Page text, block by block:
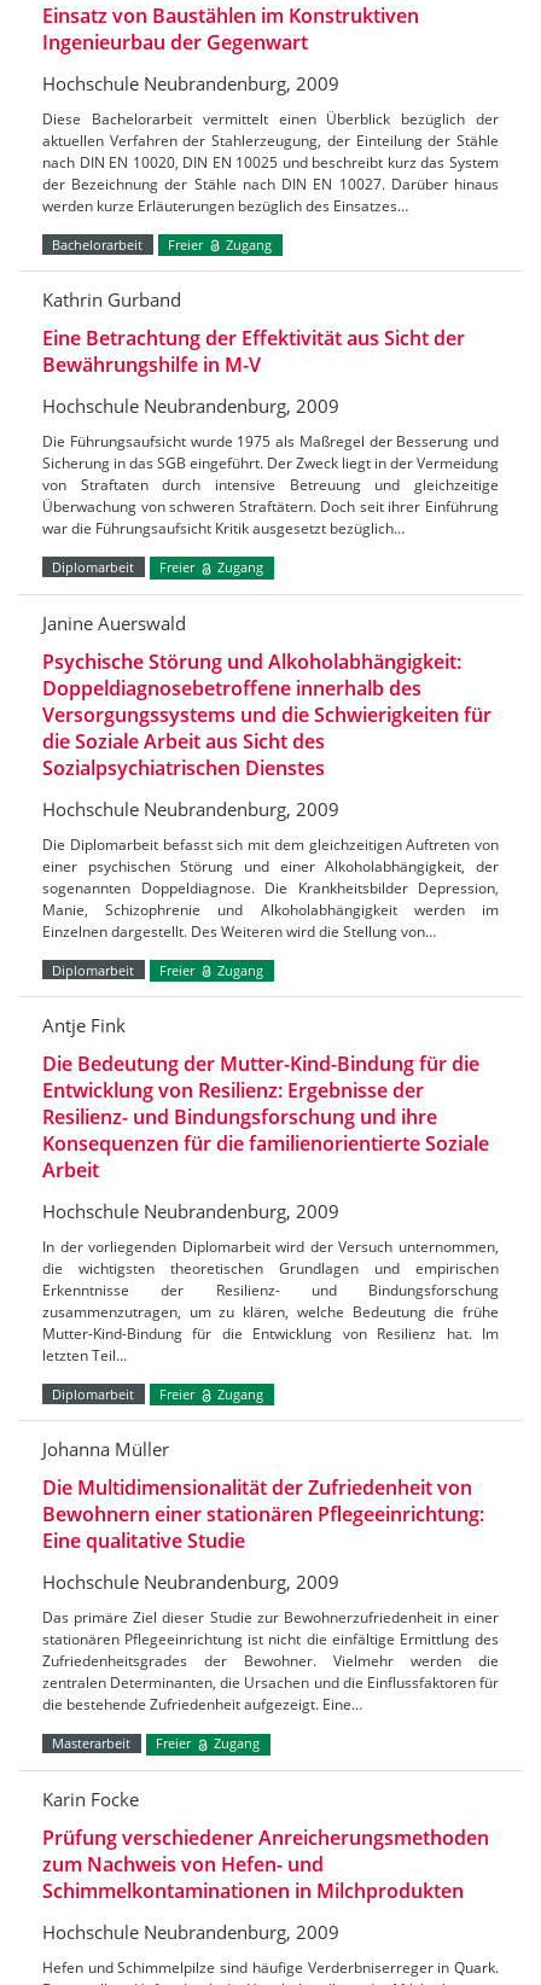
Einsatz von Baustählen im Konstruktiven
Ingenieurbau der Gegenwart
Hochschule Neubrandenburg, 2009
Diese Bachelorarbeit vermittelt einen Überblick bezüglich der
aktuellen Verfahren der Stahlerzeugung, der Einteilung der Stähle
nach DIN EN 10020, DIN EN 10025 und beschreibt kurz das System
der Bezeichnung der Stähle nach DIN EN 10027. Darüber hinaus
werden kurze Erläuterungen bezüglich des Einsatzes…
Bachelorarbeit Freier Zugang
Kathrin Gurband
Eine Betrachtung der Effektivität aus Sicht der
Bewährungshilfe in M-V
Hochschule Neubrandenburg, 2009
Die Führungsaufsicht wurde 1975 als Maßregel der Besserung und
Sicherung in das SGB eingeführt. Der Zweck liegt in der Vermeidung
von Straftaten durch intensive Betreuung und gleichzeitige
Überwachung von schweren Straftätern. Doch seit ihrer Einführung
war die Führungsaufsicht Kritik ausgesetzt bezüglich…
Diplomarbeit Freier Zugang
Janine Auerswald
Psychische Störung und Alkoholabhängigkeit:
Doppeldiagnosebetroffene innerhalb des
Versorgungssystems und die Schwierigkeiten für
die Soziale Arbeit aus Sicht des
Sozialpsychiatrischen Dienstes
Hochschule Neubrandenburg, 2009
Die Diplomarbeit befasst sich mit dem gleichzeitigen Auftreten von
einer psychischen Störung und einer Alkoholabhängigkeit, der
sogenannten Doppeldiagnose. Die Krankheitsbilder Depression,
Manie, Schizophrenie und Alkoholabhängigkeit werden im
Einzelnen dargestellt. Des Weiteren wird die Stellung von…
Diplomarbeit Freier Zugang
Antje Fink
Die Bedeutung der Mutter-Kind-Bindung für die
Entwicklung von Resilienz: Ergebnisse der
Resilienz- und Bindungsforschung und ihre
Konsequenzen für die familienorientierte Soziale
Arbeit
Hochschule Neubrandenburg, 2009
In der vorliegenden Diplomarbeit wird der Versuch unternommen,
die wichtigsten theoretischen Grundlagen und empirischen
Erkenntnisse der Resilienz- und Bindungsforschung
zusammenzutragen, um zu klären, welche Bedeutung die frühe
Mutter-Kind-Bindung für die Entwicklung von Resilienz hat. Im
letzten Teil…
Diplomarbeit Freier Zugang
Johanna Müller
Die Multidimensionalität der Zufriedenheit von
Bewohnern einer stationären Pflegeeinrichtung:
Eine qualitative Studie
Hochschule Neubrandenburg, 2009
Das primäre Ziel dieser Studie zur Bewohnerzufriedenheit in einer
stationären Pflegeeinrichtung ist nicht die einfältige Ermittlung des
Zufriedenheitsgrades der Bewohner. Vielmehr werden die
zentralen Determinanten, die Ursachen und die Einflussfaktoren für
die bestehende Zufriedenheit aufgezeigt. Eine…
Masterarbeit Freier Zugang
Karin Focke
Prüfung verschiedener Anreicherungsmethoden
zum Nachweis von Hefen- und
Schimmelkontaminationen in Milchprodukten
Hochschule Neubrandenburg, 2009
Hefen und Schimmelpilze sind häufige Verderbniserreger in Quark.